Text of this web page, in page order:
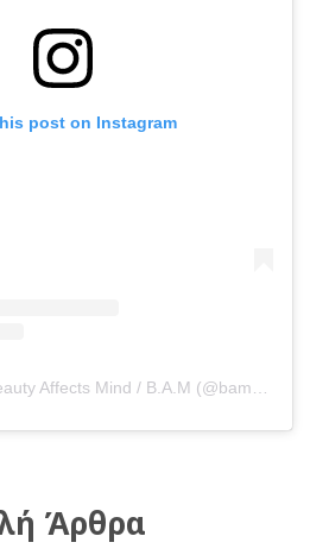
post on Instagram
Άρθρα